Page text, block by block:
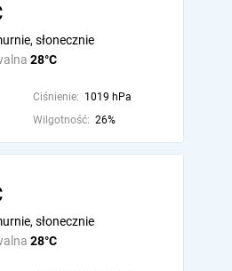
28°C
słonecznie
Ciśnienie: 1019 hPa
Wilgotność: 26%
28°C
słonecznie